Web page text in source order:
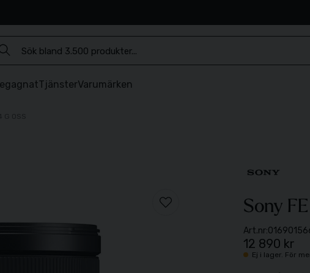
TjänsterVarumärken
Sony
Art.nr:
12 890 kr
Ej i lager. För